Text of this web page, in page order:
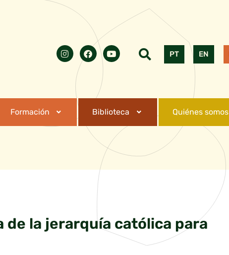
PT EN
Formación Biblioteca Quiénes somos
de la jerarquía católica para